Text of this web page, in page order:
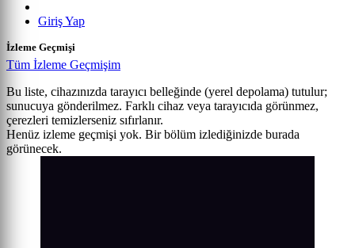
Giriş Yap
İzleme Geçmişi
Tüm İzleme Geçmişim
Bu liste, cihazınızda tarayıcı belleğinde (yerel depolama) tutulur;
sunucuya gönderilmez. Farklı cihaz veya tarayıcıda görünmez,
çerezleri temizlerseniz sıfırlanır.
Henüz izleme geçmişi yok. Bir bölüm izlediğinizde burada
görünecek.